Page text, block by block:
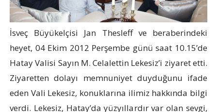
İsveç Büyükelçisi Jan Thesleff ve beraberindeki
heyet, 04 Ekim 2012 Perşembe günü saat 10.15’de
Hatay Valisi Sayın M. Celalettin Lekesiz’i ziyaret etti.
Ziyaretten dolayı memnuniyet duyduğunu ifade
eden Vali Lekesiz, konuklarına ilimiz hakkında bilgi
verdi. Lekesiz, Hatay’da yüzyıllardır var olan sevgi,